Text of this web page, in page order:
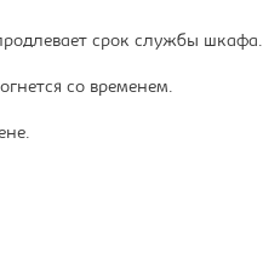
срок службы шкафа.
со временем.